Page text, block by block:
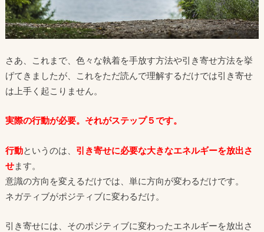
さあ、これまで、色々な執着を手放す方法や引き寄せ方法を挙
げてきましたが、これをただ読んで理解するだけでは引き寄せ
は上手く起こりません。
実際の行動が必要。それがステップ５です。
行動というのは、 引き寄せに必要な大きなエネルギーを放出さ
せます。
意識の方向を変えるだけでは、単に方向が変わるだけです。
ネガティブがポジティブに変わるだけ。
引き寄せには、そのポジティブに変わったエネルギーを放出さ